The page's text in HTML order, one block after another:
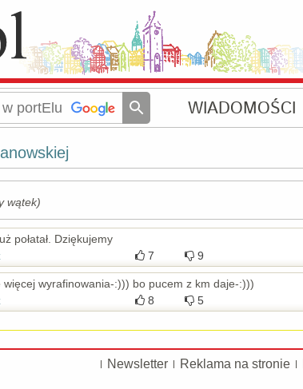
WIADOMOŚCI
wątek)
połatał. Dziękujemy
7 9
wyrafinowania-:))) bo pucem z km daje-:)))
8 5
Newsletter Reklama na stronie